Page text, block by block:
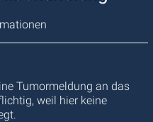
Tumormeldung an das
weil hier keine